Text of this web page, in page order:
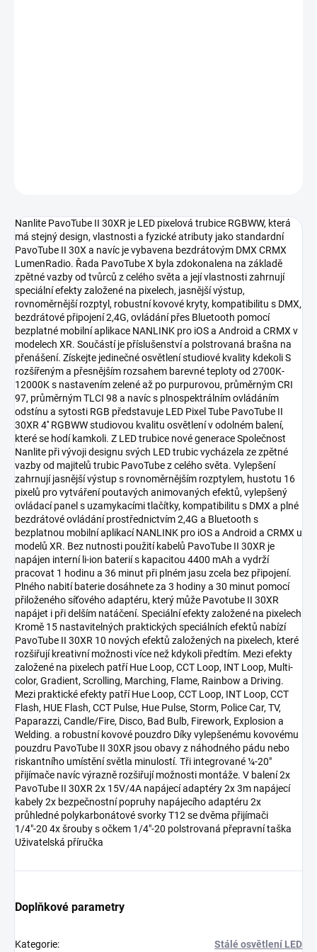
Nanlite PavoTube II 30XR je LED pixelová trubice RGBWW, která
má stejný design, vlastnosti a fyzické atributy jako standardní
PavoTube II 30X a navíc je vybavena bezdrátovým DMX CRMX
LumenRadio. Řada PavoTube X byla zdokonalena na základě
zpětné vazby od tvůrců z celého světa a její vlastnosti zahrnují
speciální efekty založené na pixelech, jasnější výstup,
rovnoměrnější rozptyl, robustní kovové kryty, kompatibilitu s DMX,
bezdrátové připojení 2,4G, ovládání přes Bluetooth pomocí
bezplatné mobilní aplikace NANLINK pro iOS a Android a CRMX v
modelech XR. Součástí je příslušenství a polstrovaná brašna na
přenášení. Získejte jedinečné osvětlení studiové kvality kdekoli S
rozšířeným a přesnějším rozsahem barevné teploty od 2700K-
12000K s nastavením zelené až po purpurovou, průměrným CRI
97, průměrným TLCI 98 a navíc s plnospektrálním ovládáním
odstínu a sytosti RGB představuje LED Pixel Tube PavoTube II
30XR 4'' RGBWW studiovou kvalitu osvětlení v odolném balení,
které se hodí kamkoli. Z LED trubice nové generace Společnost
Nanlite při vývoji designu svých LED trubic vycházela ze zpětné
vazby od majitelů trubic PavoTube z celého světa. Vylepšení
zahrnují jasnější výstup s rovnoměrnějším rozptylem, hustotu 16
pixelů pro vytváření poutavých animovaných efektů, vylepšený
ovládací panel s uzamykacími tlačítky, kompatibilitu s DMX a plné
bezdrátové ovládání prostřednictvím 2,4G a Bluetooth s
bezplatnou mobilní aplikací NANLINK pro iOS a Android a CRMX u
modelů XR. Bez nutnosti použití kabelů PavoTube II 30XR je
napájen interní li-ion baterií s kapacitou 4400 mAh a vydrží
pracovat 1 hodinu a 36 minut při plném jasu zcela bez připojení.
Plného nabití baterie dosáhnete za 3 hodiny a 30 minut pomocí
přiloženého síťového adaptéru, který může Pavotube II 30XR
napájet i při delším natáčení. Speciální efekty založené na pixelech
Kromě 15 nastavitelných praktických speciálních efektů nabízí
PavoTube II 30XR 10 nových efektů založených na pixelech, které
rozšiřují kreativní možnosti více než kdykoli předtím. Mezi efekty
založené na pixelech patří Hue Loop, CCT Loop, INT Loop, Multi-
color, Gradient, Scrolling, Marching, Flame, Rainbow a Driving.
Mezi praktické efekty patří Hue Loop, CCT Loop, INT Loop, CCT
Flash, HUE Flash, CCT Pulse, Hue Pulse, Storm, Police Car, TV,
Paparazzi, Candle/Fire, Disco, Bad Bulb, Firework, Explosion a
Welding. a robustní kovové pouzdro Díky vylepšenému kovovému
pouzdru PavoTube II 30XR jsou obavy z náhodného pádu nebo
riskantního umístění světla minulostí. Tři integrované ¼-20"
přijímače navíc výrazně rozšiřují možnosti montáže. V balení 2x
PavoTube II 30XR 2x 15V/4A napájecí adaptéry 2x 3m napájecí
kabely 2x bezpečnostní popruhy napájecího adaptéru 2x
průhledné polykarbonátové svorky T12 se dvěma přijímači
1/4"-20 4x šrouby s očkem 1/4"-20 polstrovaná přepravní taška
Uživatelská příručka
Doplňkové parametry
Kategorie: Stálé osvětlení LED